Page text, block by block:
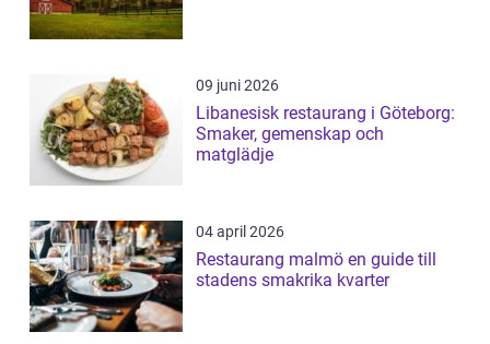
09 juni 2026
Libanesisk restaurang i Göteborg:
Smaker, gemenskap och
matglädje
04 april 2026
Restaurang malmö en guide till
stadens smakrika kvarter